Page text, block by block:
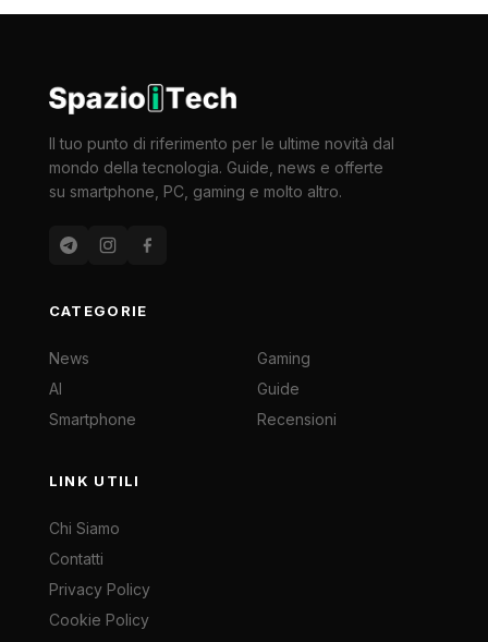
Il tuo punto di riferimento per le ultime novità dal
mondo della tecnologia. Guide, news e offerte
su smartphone, PC, gaming e molto altro.
CATEGORIE
News
AI
Smartphone
Gaming
Guide
Recensioni
LINK UTILI
Chi Siamo
Contatti
Privacy Policy
Cookie Policy